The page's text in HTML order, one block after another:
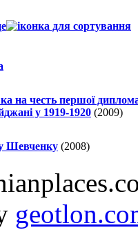
на честь першої
у 1919-1920 (2009)
Шевченку (2008)